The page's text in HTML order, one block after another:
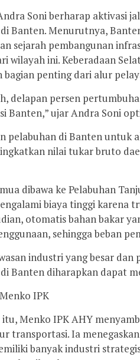
Soni berharap aktivasi
Banten. Menurutnya,
sejarah pembangunan
wilayah ini. Keberadaan
bagian penting dari alur
delapan persen
Banten,” ujar Andra Soni
pelabuhan di Banten
nilai tukar bruto
dibawa ke Pelabuhan
biaya tinggi karena
otomatis bahan bakar
sehingga beban
industri yang besar
Banten diharapkan dapat
IPK
itu, Menko IPK AHY
transportasi. Ia
banyak industri